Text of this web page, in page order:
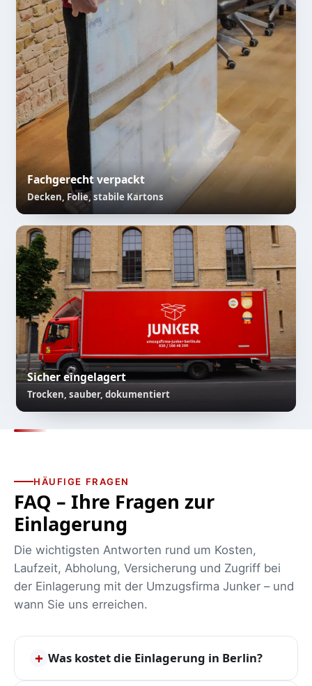
Fachgerecht verpackt
Decken, Folie, stabile Kartons
Sicher eingelagert
Trocken, sauber, dokumentiert
HÄUFIGE FRAGEN
FAQ – Ihre Fragen zur
Einlagerung
Die wichtigsten Antworten rund um Kosten,
Laufzeit, Abholung, Versicherung und Zugriff bei
der Einlagerung mit der Umzugsfirma Junker – und
wann Sie uns erreichen.
+ Was kostet die Einlagerung in Berlin?